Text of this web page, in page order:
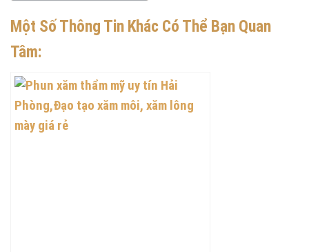
Một Số Thông Tin Khác Có Thể Bạn Quan
Tâm: